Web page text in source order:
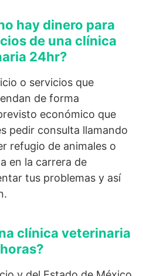
hay dinero para
de una clínica
24hr?
o servicios que
de forma
económico que
pedir consulta llamando
refugio de animales o
en la carrera de
tus problemas y así
clínica veterinaria